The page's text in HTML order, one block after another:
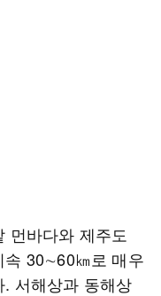
먼바다와 제주도
속 30∼60㎞로 매우
서해상과 동해상